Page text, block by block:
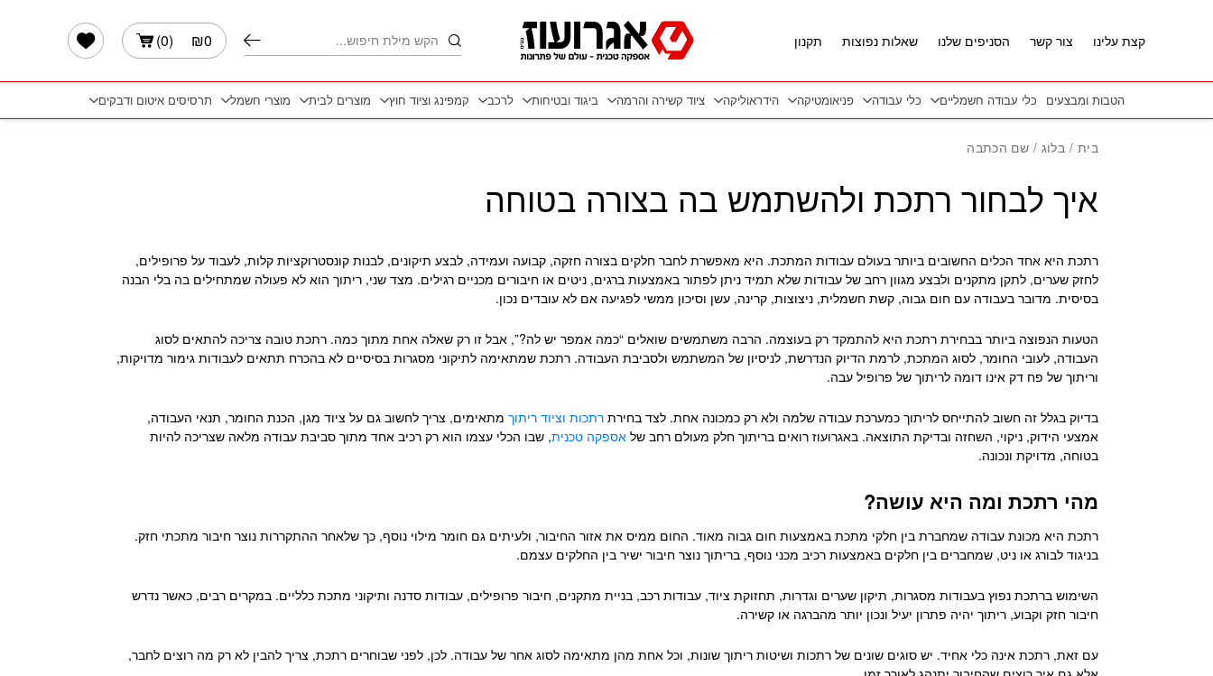
חיפוש
₪0
(
0
)
קצת עלינו
צור קשר הסניפים שלנו שאלות נפוצות תקנון
הטבות ומבצעים כלי עבודה חשמליים כלי עבודה פניאומטיקה הידראוליקה ציוד קשירה והרמה ביגוד ובטיחות לרכב קמפינג וציוד חוץ מוצרים לבית מוצרי חשמל תרסיסים איטום ודבקים
בית / בלוג / שם הכתבה
איך לבחור רתכת ולהשתמש בה בצורה בטוחה
רתכת היא אחד הכלים החשובים ביותר בעולם עבודות המתכת. היא מאפשרת לחבר חלקים בצורה חזקה, קבועה ועמידה, לבצע תיקונים, לבנות קונסטרוקציות קלות, לעבוד על פרופילים,
לחזק שערים, לתקן מתקנים ולבצע מגוון רחב של עבודות שלא תמיד ניתן לפתור באמצעות ברגים, ניטים או חיבורים מכניים רגילים. מצד שני, ריתוך הוא לא פעולה שמתחילים בה בלי הבנה
בסיסית. מדובר בעבודה עם חום גבוה, קשת חשמלית, ניצוצות, קרינה, עשן וסיכון ממשי לפגיעה אם לא עובדים נכון.
הטעות הנפוצה ביותר בבחירת רתכת היא להתמקד רק בעוצמה. הרבה משתמשים שואלים “כמה אמפר יש לה?”, אבל זו רק שאלה אחת מתוך כמה. רתכת טובה צריכה להתאים לסוג
העבודה, לעובי החומר, לסוג המתכת, לרמת הדיוק הנדרשת, לניסיון של המשתמש ולסביבת העבודה. רתכת שמתאימה לתיקוני מסגרות בסיסיים לא בהכרח תתאים לעבודות גימור מדויקות,
וריתוך של פח דק אינו דומה לריתוך של פרופיל עבה.
בדיוק בגלל זה חשוב להתייחס לריתוך כמערכת עבודה שלמה ולא רק כמכונה אחת. לצד בחירת רתכות וציוד ריתוך מתאימים, צריך לחשוב גם על ציוד מגן, הכנת החומר, תנאי העבודה,
אמצעי הידוק, ניקוי, השחזה ובדיקת התוצאה. באגרועוז רואים בריתוך חלק מעולם רחב של אספקה טכנית, שבו הכלי עצמו הוא רק רכיב אחד מתוך סביבת עבודה מלאה שצריכה להיות
בטוחה, מדויקת ונכונה.
מהי רתכת ומה היא עושה?
רתכת היא מכונת עבודה שמחברת בין חלקי מתכת באמצעות חום גבוה מאוד. החום ממיס את אזור החיבור, ולעיתים גם חומר מילוי נוסף, כך שלאחר ההתקררות נוצר חיבור מתכתי חזק.
בניגוד לבורג או ניט, שמחברים בין חלקים באמצעות רכיב מכני נוסף, בריתוך נוצר חיבור ישיר בין החלקים עצמם.
השימוש ברתכת נפוץ בעבודות מסגרות, תיקון שערים וגדרות, תחזוקת ציוד, עבודות רכב, בניית מתקנים, חיבור פרופילים, עבודות סדנה ותיקוני מתכת כלליים. במקרים רבים, כאשר נדרש
חיבור חזק וקבוע, ריתוך יהיה פתרון יעיל ונכון יותר מהברגה או קשירה.
עם זאת, רתכת אינה כלי אחיד. יש סוגים שונים של רתכות ושיטות ריתוך שונות, וכל אחת מהן מתאימה לסוג אחר של עבודה. לכן, לפני שבוחרים רתכת, צריך להבין לא רק מה רוצים לחבר,